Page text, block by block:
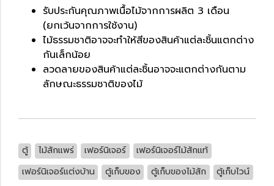
รับประกันคุณภาพเนื้อไม้จากการผลิต 3 เดือน
(ยกเว้นจากการใช้งาน)
ไม้ธรรมชาติอาจจะทำให้สีของสินค้าแต่ละชิ้นแตกต่าง
กันเล็กน้อย
ลวดลายของสินค้าแต่ละชิ้นอาจจะแตกต่างกันตาม
ลักษณะธรรมชาติของไม้
ตู้ ไม้สักแพร่ เฟอร์นิเจอร์
เฟอร์นิเจอร์ไม้สักแท้
เฟอร์นิเจอร์แต่งบ้าน
ตู้เก็บของ ตู้เก็บของไม้สัก
ตู้เก็บไวน์